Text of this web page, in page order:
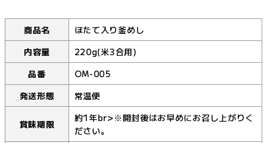
商品名
ほたて入り釜めし
内容量
220g(米3合用)
品番
OM-005
発送形態
常温便
賞味期限
約1年br>※開封後はお早めにお召し上がりく
ださい。